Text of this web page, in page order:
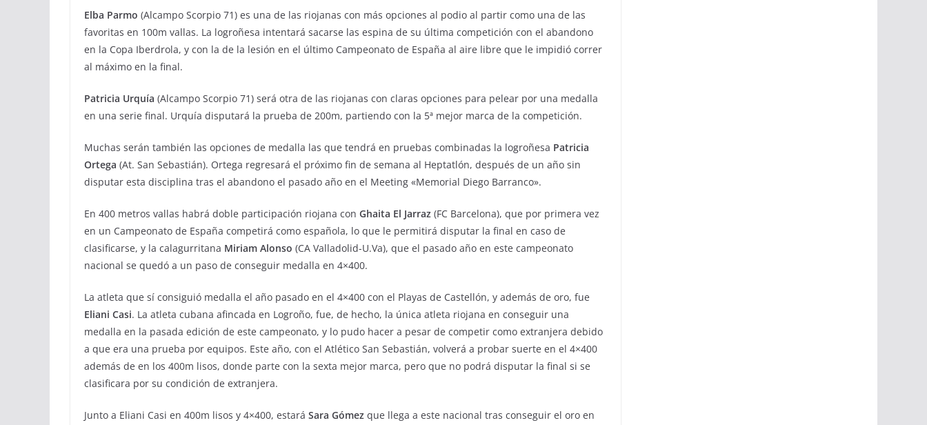
Elba Parmo (Alcampo Scorpio 71) es una de las riojanas con más opciones al podio al partir como una de las
favoritas en 100m vallas. La logroñesa intentará sacarse las espina de su última competición con el abandono
en la Copa Iberdrola, y con la de la lesión en el último Campeonato de España al aire libre que le impidió correr
al máximo en la final.
Patricia Urquía (Alcampo Scorpio 71) será otra de las riojanas con claras opciones para pelear por una medalla
en una serie final. Urquía disputará la prueba de 200m, partiendo con la 5ª mejor marca de la competición.
Muchas serán también las opciones de medalla las que tendrá en pruebas combinadas la logroñesa Patricia
Ortega (At. San Sebastián). Ortega regresará el próximo fin de semana al Heptatlón, después de un año sin
disputar esta disciplina tras el abandono el pasado año en el Meeting «Memorial Diego Barranco».
En 400 metros vallas habrá doble participación riojana con Ghaita El Jarraz (FC Barcelona), que por primera vez
en un Campeonato de España competirá como española, lo que le permitirá disputar la final en caso de
clasificarse, y la calagurritana Miriam Alonso (CA Valladolid-U.Va), que el pasado año en este campeonato
nacional se quedó a un paso de conseguir medalla en 4×400.
La atleta que sí consiguió medalla el año pasado en el 4×400 con el Playas de Castellón, y además de oro, fue
Eliani Casi. La atleta cubana afincada en Logroño, fue, de hecho, la única atleta riojana en conseguir una
medalla en la pasada edición de este campeonato, y lo pudo hacer a pesar de competir como extranjera debido
a que era una prueba por equipos. Este año, con el Atlético San Sebastián, volverá a probar suerte en el 4×400
además de en los 400m lisos, donde parte con la sexta mejor marca, pero que no podrá disputar la final si se
clasificara por su condición de extranjera.
Junto a Eliani Casi en 400m lisos y 4×400, estará Sara Gómez que llega a este nacional tras conseguir el oro en